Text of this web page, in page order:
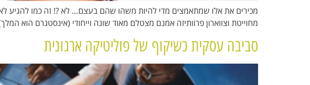
מכירים את אלו שמתאמצים מדי להיות משהו שהם בעצם… לא ?! זה כמו להגיע
מחוייטת וצווארון פרוותיזה אמנם מצטלם מאוד שונה וייחודי (אינסטגרם הוא
סביבה עסקית כשיקוף של פוליטיקה ארגונית